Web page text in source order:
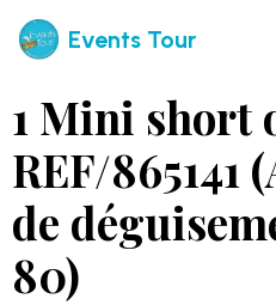
Events Tour
1 Mini short
REF/865141
de
80)